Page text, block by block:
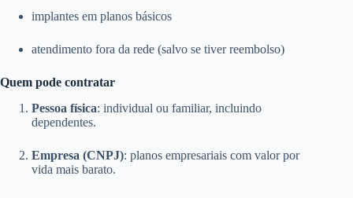
implantes em planos básicos
atendimento fora da rede (salvo se tiver reembolso)
Quem pode contratar
Pessoa física: individual ou familiar, incluindo
dependentes.
Empresa (CNPJ): planos empresariais com valor por
vida mais barato.